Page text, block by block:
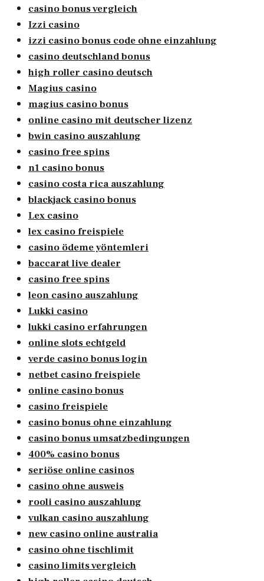
casino bonus vergleich
Izzi casino
izzi casino bonus code ohne einzahlung
casino deutschland bonus
high roller casino deutsch
Magius casino
magius casino bonus
online casino mit deutscher lizenz
bwin casino auszahlung
casino free spins
n1 casino bonus
casino costa rica auszahlung
blackjack casino bonus
Lex casino
lex casino freispiele
casino ödeme yöntemleri
baccarat live dealer
casino free spins
leon casino auszahlung
Lukki casino
lukki casino erfahrungen
online slots echtgeld
verde casino bonus login
netbet casino freispiele
online casino bonus
casino freispiele
casino bonus ohne einzahlung
casino bonus umsatzbedingungen
400% casino bonus
seriöse online casinos
casino ohne ausweis
rooli casino auszahlung
vulkan casino auszahlung
new casino online australia
casino ohne tischlimit
casino limits vergleich